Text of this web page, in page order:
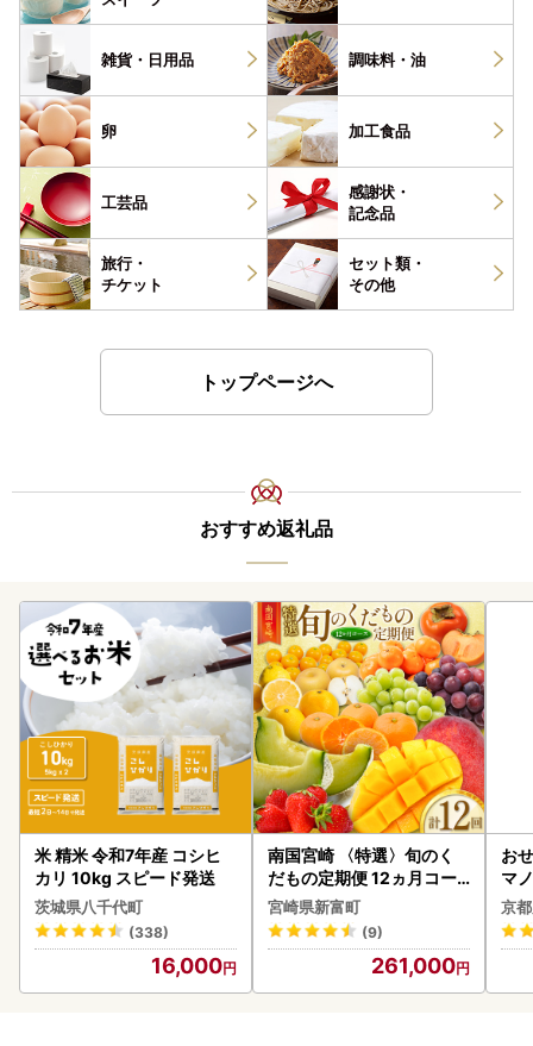
雑貨・ 日用品 調味料・ 油
卵 加工食品
工芸品
感謝状・
記念品
旅行・
チケット
セット類・
その他
トップページへ
おすすめ返礼品
米 精米 令和7年産 コシヒ
カリ 10kg スピード発送
茨城県八千代町
(338)
16,000
南国宮崎 〈特選〉旬のく
だもの定期便 12ヵ月コー
ス【F84-25】
宮崎県新富町
(9)
261,000
お
マ
京